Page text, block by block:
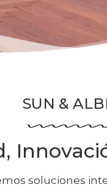
SUN &
soluciones